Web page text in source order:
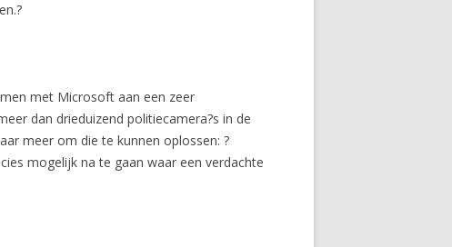
met Microsoft aan een zeer
dan drieduizend politiecamera?s in de
meer om die te kunnen oplossen: ?
mogelijk na te gaan waar een verdachte